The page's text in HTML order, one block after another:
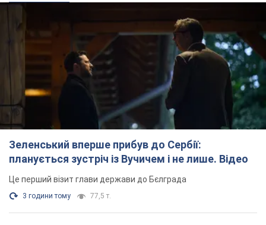
Зеленський вперше прибув до Сербії:
планується зустріч із Вучичем і не лише. Відео
Це перший візит глави держави до Бєлграда
3 години тому 77,5 т.